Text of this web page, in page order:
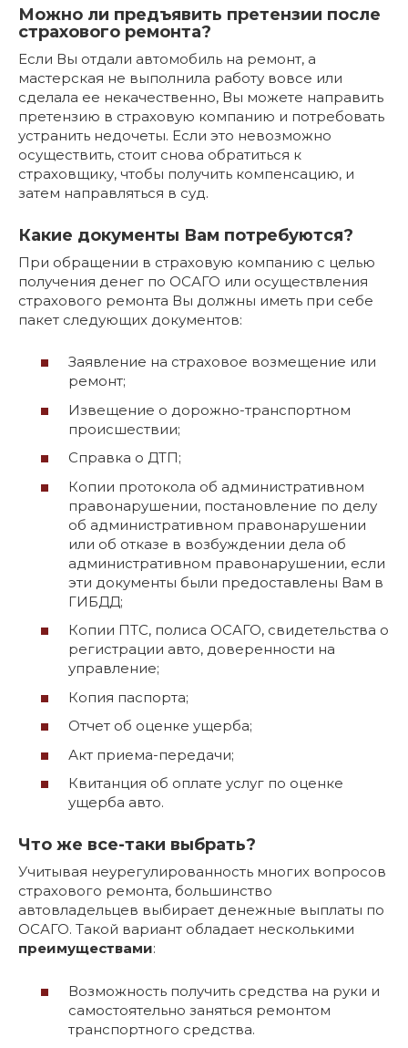
Можно ли предъявить претензии после
страхового ремонта?
Если Вы отдали автомобиль на ремонт, а
мастерская не выполнила работу вовсе или
сделала ее некачественно, Вы можете направить
претензию в страховую компанию и потребовать
устранить недочеты. Если это невозможно
осуществить, стоит снова обратиться к
страховщику, чтобы получить компенсацию, и
затем направляться в суд.
Какие документы Вам потребуются?
При обращении в страховую компанию с целью
получения денег по ОСАГО или осуществления
страхового ремонта Вы должны иметь при себе
пакет следующих документов:
Заявление на страховое возмещение или
ремонт;
Извещение о дорожно-транспортном
происшествии;
Справка о ДТП;
Копии протокола об административном
правонарушении, постановление по делу
об административном правонарушении
или об отказе в возбуждении дела об
административном правонарушении, если
эти документы были предоставлены Вам в
ГИБДД;
Копии ПТС, полиса ОСАГО, свидетельства о
регистрации авто, доверенности на
управление;
Копия паспорта;
Отчет об оценке ущерба;
Акт приема-передачи;
Квитанция об оплате услуг по оценке
ущерба авто.
Что же все-таки выбрать?
Учитывая неурегулированность многих вопросов
страхового ремонта, большинство
автовладельцев выбирает денежные выплаты по
ОСАГО. Такой вариант обладает несколькими
преимуществами:
Возможность получить средства на руки и
самостоятельно заняться ремонтом
транспортного средства.